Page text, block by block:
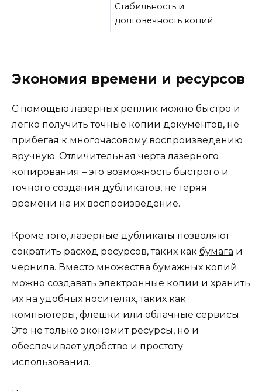
Стабильность и
долговечность копий
Экономия времени и ресурсов
С помощью лазерных реплик можно быстро и
легко получить точные копии документов, не
прибегая к многочасовому воспроизведению
вручную. Отличительная черта лазерного
копирования – это возможность быстрого и
точного создания дубликатов, не теряя
времени на их воспроизведение.
Кроме того, лазерные дубликаты позволяют
сократить расход ресурсов, таких как бумага и
чернила. Вместо множества бумажных копий
можно создавать электронные копии и хранить
их на удобных носителях, таких как
компьютеры, флешки или облачные сервисы.
Это не только экономит ресурсы, но и
обеспечивает удобство и простоту
использования.